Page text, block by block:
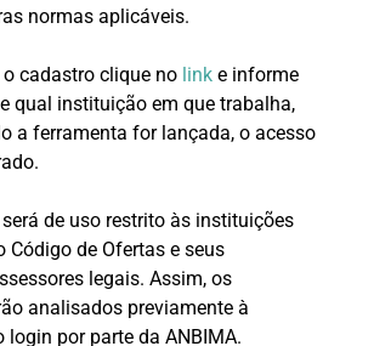
normas aplicáveis.
cadastro clique no linke informe
qual instituição em que trabalha,
a ferramenta for lançada, o acesso
de uso restrito às instituições
Código de Ofertas e seus
legais. Assim, os
analisados previamente à
login por parte da ANBIMA.